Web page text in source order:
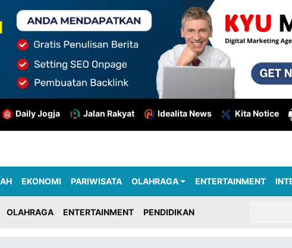
Daily Jogja Jalan Rakyat Idealita News Kita Notice
EKONOMI PARIWISATA OLAHRAGA ENTERTAINMENT
OLAHRAGA ENTERTAINMENT PENDIDIKAN